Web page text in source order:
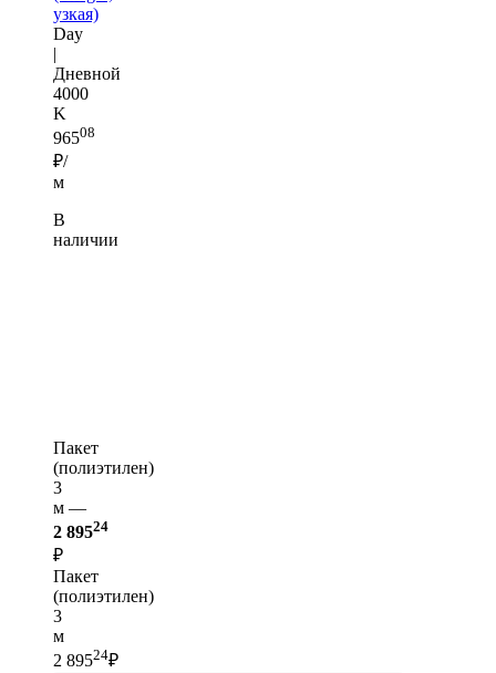
узкая)
Day
|
Дневной
4000
K
96508
₽/
м
В
наличии
Пакет
(полиэтилен)
3
м —
2 89524
₽
Пакет
(полиэтилен)
3
м
2 89524₽